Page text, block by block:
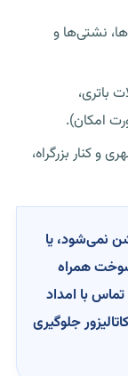
نشتی‌ها و
باتری،
امکان).
و کنار بزرگراه،
نمی‌شود، یا
همراه
با امداد
جلوگیری